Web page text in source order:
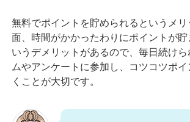
無料でポイントを貯められるというメリ
面、時間がかかったわりにポイントが
いうデメリットがあるので、毎日続け
ムやアンケートに参加し、コツコツポ
くことが大切です。